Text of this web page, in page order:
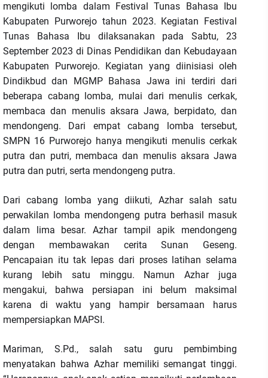
mengikuti lomba dalam Festival Tunas Bahasa Ibu
Kabupaten Purworejo tahun 2023. Kegiatan Festival
Tunas Bahasa Ibu dilaksanakan pada Sabtu, 23
September 2023 di Dinas Pendidikan dan Kebudayaan
Kabupaten Purworejo. Kegiatan yang diinisiasi oleh
Dindikbud dan MGMP Bahasa Jawa ini terdiri dari
beberapa cabang lomba, mulai dari menulis cerkak,
membaca dan menulis aksara Jawa, berpidato, dan
mendongeng. Dari empat cabang lomba tersebut,
SMPN 16 Purworejo hanya mengikuti menulis cerkak
putra dan putri, membaca dan menulis aksara Jawa
putra dan putri, serta mendongeng putra.
Dari cabang lomba yang diikuti, Azhar salah satu
perwakilan lomba mendongeng putra berhasil masuk
dalam lima besar. Azhar tampil apik mendongeng
dengan membawakan cerita Sunan Geseng.
Pencapaian itu tak lepas dari proses latihan selama
kurang lebih satu minggu. Namun Azhar juga
mengakui, bahwa persiapan ini belum maksimal
karena di waktu yang hampir bersamaan harus
mempersiapkan MAPSI.
Mariman, S.Pd., salah satu guru pembimbing
menyatakan bahwa Azhar memiliki semangat tinggi.